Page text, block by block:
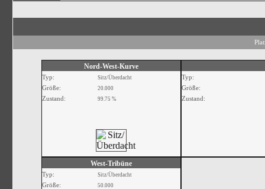
Nord-West-Kurve
Typ: Sitz/Überdacht
Größe: 20.000
Zustand: 99.75 %
Typ:
Größe:
Zustand:
West-Tribüne
Typ: Sitz/Überdacht
Größe: 50.000